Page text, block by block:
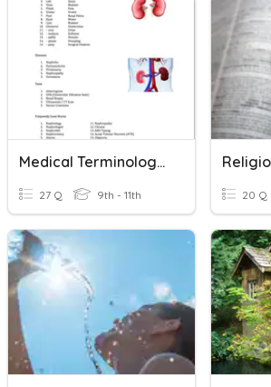
Medical Terminology 1
27 Q 9th - 11th 20 Q